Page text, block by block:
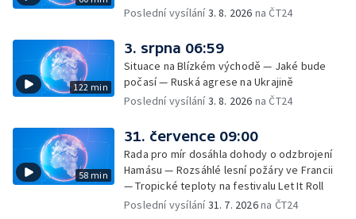
Poslední vysílání3. 8. 2026 na ČT24
122 min
3. srpna 06:59
Situace na Blízkém východě — Jaké bude
počasí — Ruská agrese na Ukrajině
Poslední vysílání3. 8. 2026 na ČT24
58 min
31. července 09:00
Rada pro mír dosáhla dohody o odzbrojení
Hamásu — Rozsáhlé lesní požáry ve Francii
— Tropické teploty na festivalu Let It Roll
Poslední vysílání31. 7. 2026na ČT24